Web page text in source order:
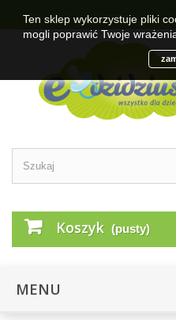
Koszyk (pusty)
MENU
Ten sklep wykorzystuje pliki
mogli poprawić Twoje